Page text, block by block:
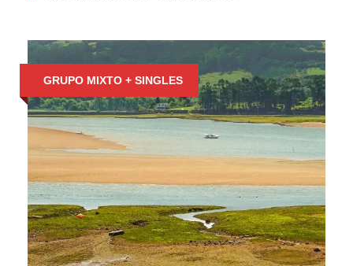
GRUPO MIXTO + SINGLES